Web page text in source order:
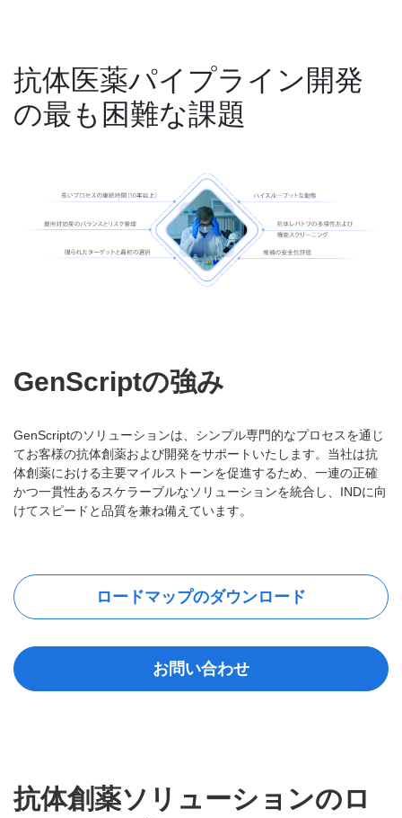
抗体医薬パイプライン開発
の最も困難な課題
GenScriptの強み
GenScriptのソリューションは、シンプル専門的なプロセスを通じ
てお客様の抗体創薬および開発をサポートいたします。当社は抗
体創薬における主要マイルストーンを促進するため、一連の正確
かつ一貫性あるスケラーブルなソリューションを統合し、INDに向
けてスピードと品質を兼ね備えています。
ロードマップのダウンロード
お問い合わせ
抗体創薬ソリューションのロ